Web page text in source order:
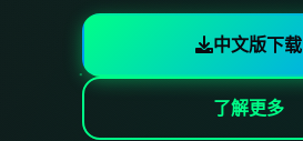
中文版下载
了解更多